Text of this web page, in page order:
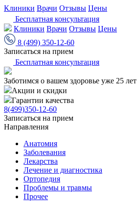
Клиники Врачи Отзывы Цены
Бесплатная консультация
Клиники Врачи Отзывы Цены
8 (499) 350-12-60
Записаться на прием
Бесплатная консультация
Заботимся о вашем здоровье уже 25 лет
Акции и скидки
Гарантии качества
8(499)350-12-60
Записаться на прием
Направления
Анатомия
Заболевания
Лекарства
Лечение и диагностика
Ортопедия
Проблемы и травмы
Прочее